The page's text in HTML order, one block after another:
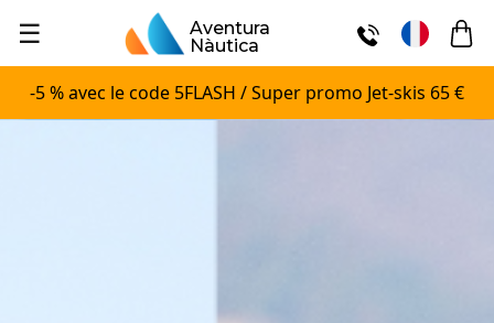
☰
Aventura
Nàutica
-5 % avec le code 5FLASH / Super promo Jet-skis 65 €